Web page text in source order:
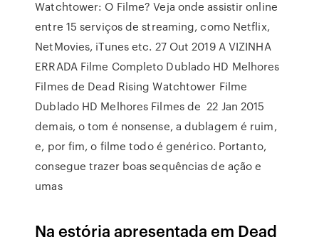
Watchtower: O Filme? Veja onde assistir online
entre 15 serviços de streaming, como Netflix,
NetMovies, iTunes etc. 27 Out 2019 A VIZINHA
ERRADA Filme Completo Dublado HD Melhores
Filmes de Dead Rising Watchtower Filme
Dublado HD Melhores Filmes de 22 Jan 2015
demais, o tom é nonsense, a dublagem é ruim,
e, por fim, o filme todo é genérico. Portanto,
consegue trazer boas sequências de ação e
umas
Na estória apresentada em Dead